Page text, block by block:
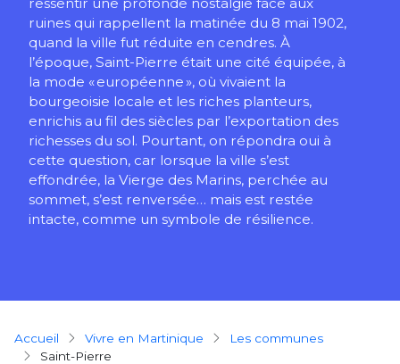
ruines qui rappellent la matinée du 8 mai 1902,
quand la ville fut réduite en cendres. À
l’époque, Saint-Pierre était une cité équipée, à
la mode « européenne », où vivaient la
bourgeoisie locale et les riches planteurs,
enrichis au fil des siècles par l’exportation des
richesses du sol. Pourtant, on répondra oui à
cette question, car lorsque la ville s’est
effondrée, la Vierge des Marins, perchée au
sommet, s’est renversée… mais est restée
intacte, comme un symbole de résilience.
Breadcrumb
Accueil Vivre en Martinique
Les communes
Saint-Pierre